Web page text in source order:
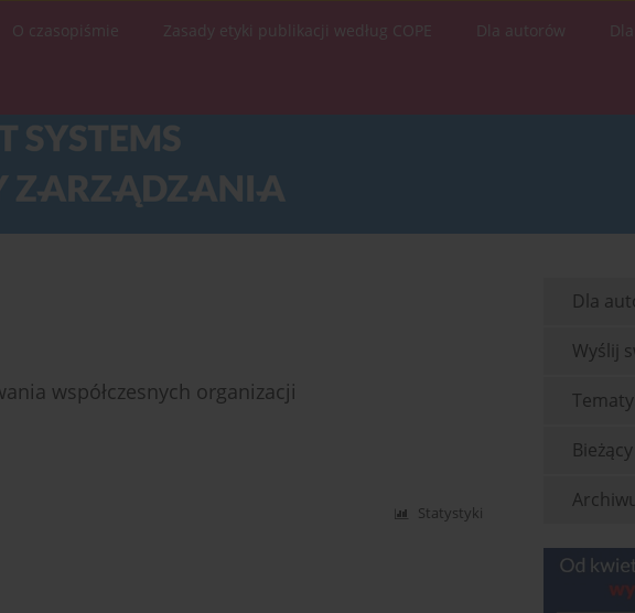
O czasopiśmie Zasady etyki publikacji według COPE Dla autorów
współczesnych organizacji
Statystyki
Dla
Wyślij